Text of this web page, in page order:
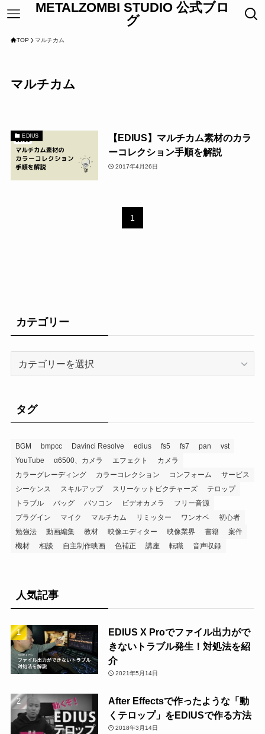
METALZOMBI STUDIO 公式ブロ
グ
TOP マルチカム
マルチカム
EDIUS
【EDIUS】マルチカム素材のカラ
ーコレクション手順を解説
2017年4月26日
1
カテゴリー
タグ
BGM bmpcc Davinci Resolve edius fs5 fs7 pan
vst
YouTube
α6500、カメラ エフェクト
カメラ
カラーグレーディング
カラーコレクション コンフォーム
サービス
シーケンス
スキルアップ スリーケットピクチャーズ
テロップ
トラブル
バッグ パソコン ビデオカメラ
フリー音源
プラグイン
マイク マルチカム リミッター ワンオペ
初心者
勉強法
動画編集 教材 映像エディター 映像業界 書籍
案件
機材
相談 自主制作映画 色補正 講座 転職 音声収録
人気記事
EDIUS X Proでファイル出力がで
きないトラブル発生！対処法を紹
介
2021年5月14日
After Effectsで作ったような「動
くテロップ」をEDIUSで作る方法
2018年3月14日